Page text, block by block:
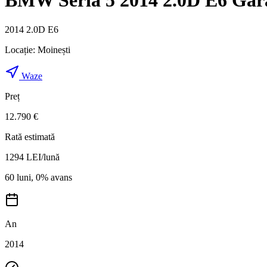
2014 2.0D E6
Locație: Moinești
Waze
Preț
12.790 €
Rată estimată
1294 LEI/lună
60 luni, 0% avans
An
2014